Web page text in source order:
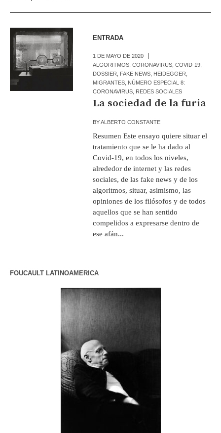
ENTRADA
1 DE MAYO DE 2020
ALGORITMOS ,CORONAVIRUS ,COVID-19
DOSSIER
FAKE NEWS HEIDEGGER
MIGRANTES NÚMERO ESPECIAL 8:
CORONAVIRUS REDES SOCIALES
La sociedad de la furia
BYALBERTO CONSTANTE
Resumen Este ensayo quiere situar el
tratamiento que se le ha dado al
Covid-19, en todos los niveles,
alrededor de internet y las redes
sociales, de las fake news y de los
algoritmos, situar, asimismo, las
opiniones de los filósofos y de todos
aquellos que se han sentido
compelidos a expresarse dentro de
ese afán...
FOUCAULT LATINOAMERICA